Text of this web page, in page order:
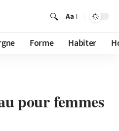
Aa
Forme Habiter
pour femmes